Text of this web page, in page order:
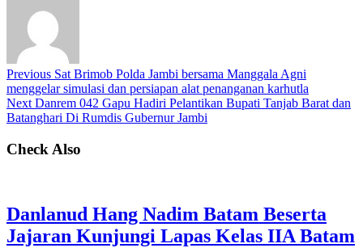
Previous Sat Brimob Polda Jambi bersama Manggala Agni
menggelar simulasi dan persiapan alat penanganan karhutla
Next Danrem 042 Gapu Hadiri Pelantikan Bupati Tanjab Barat dan
Batanghari Di Rumdis Gubernur Jambi
Check Also
Danlanud Hang Nadim Batam Beserta
Jajaran Kunjungi Lapas Kelas IIA Batam